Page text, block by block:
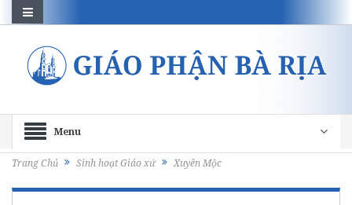
Menu
Trang Chủ Sinh hoạt Giáo xứ Xuyên Mộc